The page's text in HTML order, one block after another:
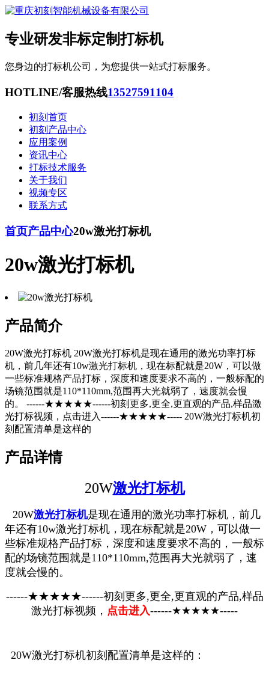
专业研发非标定制打标机
您身边的打标机公司，为您提供一站式打标服务。
HOTLINE/客服热线13527591104
初刻首页
初刻产品中心
应用案例
资讯中心
打标技术服务
关于我们
视频专区
联系方式
首页产品中心20w激光打标机
20w激光打标机
产品简介
20W激光打标机 20W激光打标机是现在通用的激光功率打标
机，前几年还有10w激光打标机，现在标配就是20W，可以做
一些标准规格产品打标，深度和速度要求不高的，一般标配的
场镜范围就是110*110mm,范围再大光就弱了，速度就会慢
的。 ------★★★★★------初刻更多,更全,更直观的产品,样品激
光打标视频，点击进入------★★★★★----- 20W激光打标机初
刻配置清单是这样的
产品详情
20W激光打标机
20W激光打标机是现在通用的激光功率打标机，前几
年还有10w激光打标机，现在标配就是20W，可以做一
些标准规格产品打标，深度和速度要求不高的，一般标
配的场镜范围就是110*110mm,范围再大光就弱了，速
度就会慢的。
------★★★★★------初刻更多,更全,更直观的产品,样品
激光打标视频， 点击进入------★★★★★-----
20W激光打标机初刻配置清单是这样的：